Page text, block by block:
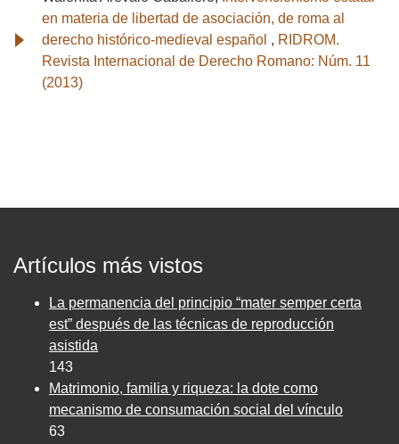
en materia de libertad de asociación, de roma al
derecho histórico-medieval español , RIDROM.
Revista Internacional de Derecho Romano: Núm. 11
(2013)
Artículos más vistos
La permanencia del principio “mater semper certa
est” después de las técnicas de reproducción
asistida
143
Matrimonio, familia y riqueza: la dote como
mecanismo de consumación social del vínculo
63